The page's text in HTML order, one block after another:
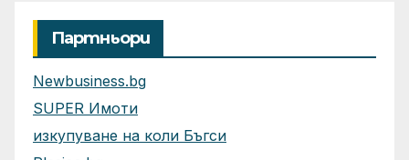
Партньори
Newbusiness.bg
SUPER Имоти
изкупуване на коли Бъгси